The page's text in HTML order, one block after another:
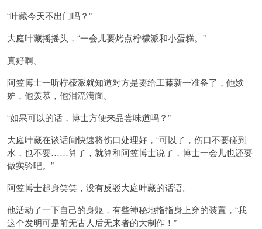
“叶藏今天不出门吗？”
大庭叶藏摇摇头，“一会儿要烤点柠檬派和小蛋糕。”
真好啊。
阿笠博士一听柠檬派就知道对方是要给工藤新一准备了，他嫉
妒，他羡慕，他泪流满面。
“如果可以的话，博士方便来品尝味道吗？”
大庭叶藏在谈话间快速将伤口处理好，“可以了，伤口不要碰到
水，也不要……算了，就算和阿笠博士说了，博士一会儿也还要
做实验吧。”
阿笠博士起身笑笑，没有反驳大庭叶藏的话语。
他活动了一下自己的身躯，有些神秘地指指身上穿的装置，“我
这个发明可是前无古人后无来者的大制作！”